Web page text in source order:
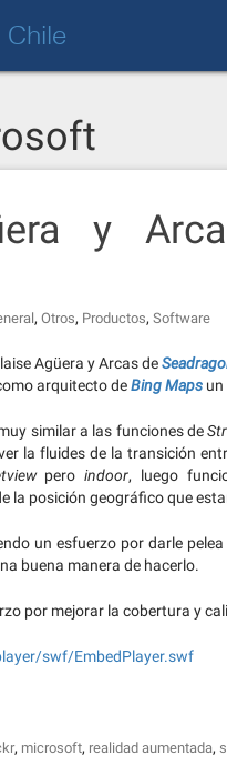
Chile
y
, Otros, Productos, Software
Agüera y Arcas de
arquitecto deBing Maps un
similar a las funciones de
la fluides de la transición
peroindoor, luego
la posición geográfico que
un esfuerzo por darle pelea
buena manera de hacerlo.
por mejorar la cobertura y
swf/EmbedPlayer.swf
, microsoft, realidad aumentada,